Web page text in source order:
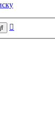
Поиск